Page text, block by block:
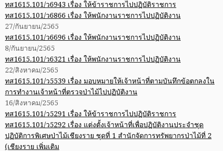
ทส1615.101/ว6943 เรื่อง ให้ข้าราชการไปปฏิบัติราชการ
ทส1615.101/ว6866 เรื่อง ให้พนักงานราชการไปปฏิบัติงาน
27/กันยายน/2565
ทส1615.101/ว6696 เรื่อง ให้พนักงานราชการไปปฏิบัติงาน
8/กันยายน/2565
ทส1615.101/ว6321 เรื่อง ให้พนักงานราชการไปปฏิบัติงาน
22/สิงหาคม/2565
ทส1615.101/ว5539 เรื่อง มอบหมายให้เจ้าหน้าที่ตามบันทึกข้อตกลงใน
การทำงานเจ้าหน้าที่ตรวจป่าไม้ไปปฏิบัติงาน
16/สิงหาคม/2565
ทส1615.101/ว5291 เรื่อง ให้ข้าราชการไปปฏิบัติราชการ
ทส1615.101/ว5292 เรื่อง แต่งตั้งเจ้าหน้าที่เพื่อปฏิบัติงานประจำชุด
ปฏิบัติการพิเศษป่าไม้เชียงราย ชุดที่ 1 สำนักจัดการทรัพยากรป่าไม้ที่ 2
(เชียงราย เพิ่มเติม